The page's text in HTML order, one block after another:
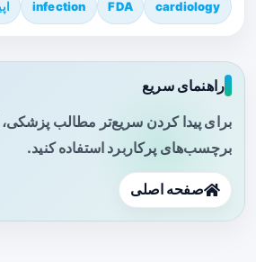
cardiology
FDA
infection
راهنمای سریع
برای پیدا کردن سریع‌تر مطالب پزشکی،
برچسب‌های پرکاربرد استفاده کنید.
صفحه اصلی